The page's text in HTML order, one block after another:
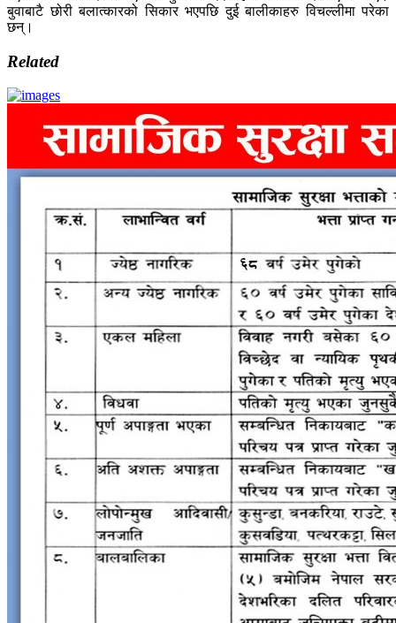
बुवाबाटै छोरी बलात्कारको सिकार भएपछि दुई बालीकाहरु विचल्लीमा परेका
छन्।
Related